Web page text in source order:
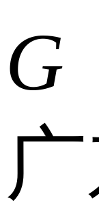
G